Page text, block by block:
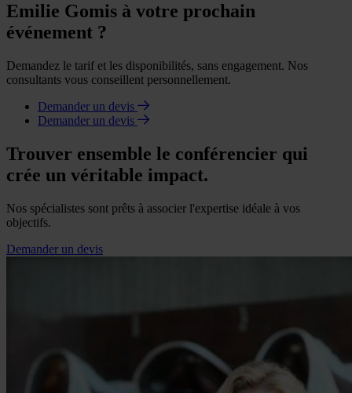
Emilie Gomis à votre prochain
événement ?
Demandez le tarif et les disponibilités, sans engagement. Nos
consultants vous conseillent personnellement.
Demander un devis
Demander un devis
Trouver ensemble le conférencier qui
crée un véritable impact.
Nos spécialistes sont prêts à associer l'expertise idéale à vos
objectifs.
Demander un devis